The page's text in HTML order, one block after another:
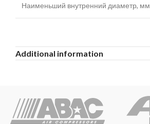
Наименьший внутренний диаметр, мм
Additional information